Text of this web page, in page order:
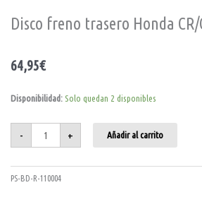
Disco freno trasero Honda CR/
64,95€
Disponibilidad:Solo quedan 2 disponibles
-
Disco
freno
Honda
CR/CRF
cantidad
+ Añadir al carrito
PS-BD-R-110004